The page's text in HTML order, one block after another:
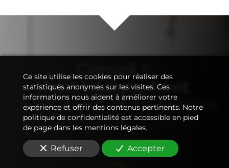
Conseil &
Accompagnement
de votreexpert-comptable
Ce site utilise les cookies pour réaliser des
statistiques anonymes sur les visites. Ces
informations nous aident à améliorer votre
expérience et offrir des contenus pertinents. Notre
politique de confidentialité est accessible en pied
de page dans les mentions légales.
Refuser Accepter